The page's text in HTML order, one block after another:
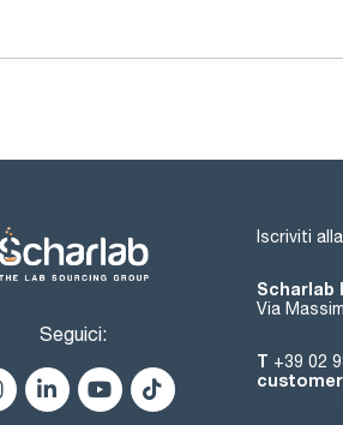
Seguici:
Iscriviti
Scharlab
Via
T +39 02